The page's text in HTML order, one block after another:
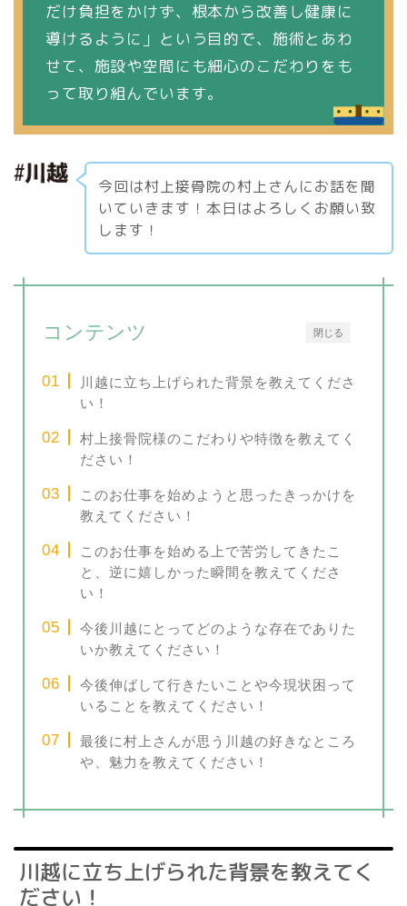
だけ負担をかけず、根本から改善し健康に
導けるように」という目的で、施術とあわ
せて、施設や空間にも細心のこだわりをも
って取り組んでいます。
今回は村上接骨院の村上さんにお話を聞
いていきます！本日はよろしくお願い致
します！
閉じる
コンテンツ
川越に立ち上げられた背景を教えてくださ
い！
村上接骨院様のこだわりや特徴を教えてく
ださい！
このお仕事を始めようと思ったきっかけを
教えてください！
このお仕事を始める上で苦労してきたこ
と、逆に嬉しかった瞬間を教えてくださ
い！
今後川越にとってどのような存在でありた
いか教えてください！
今後伸ばして行きたいことや今現状困って
いることを教えてください！
最後に村上さんが思う川越の好きなところ
や、魅力を教えてください！
川越に立ち上げられた背景を教えてく
ださい！